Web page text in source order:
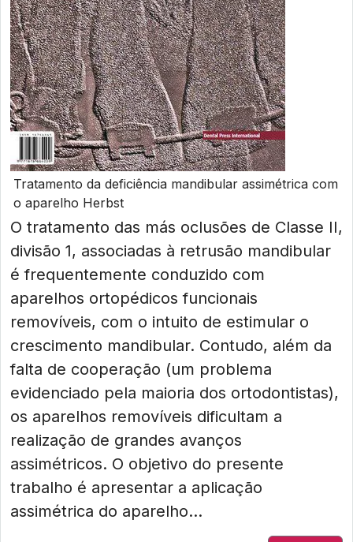
Tratamento da deficiência mandibular assimétrica com
o aparelho Herbst
O tratamento das más oclusões de Classe II,
divisão 1, associadas à retrusão mandibular
é frequentemente conduzido com
aparelhos ortopédicos funcionais
removíveis, com o intuito de estimular o
crescimento mandibular. Contudo, além da
falta de cooperação (um problema
evidenciado pela maioria dos ortodontistas),
os aparelhos removíveis dificultam a
realização de grandes avanços
assimétricos. O objetivo do presente
trabalho é apresentar a aplicação
assimétrica do aparelho...